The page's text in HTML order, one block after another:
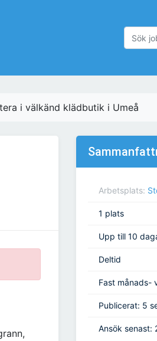
i välkänd klädbutik i Umeå
Arbetsplats:
1 plats
Upp till 10
Deltid
Fast månads-
Publicerat: 5
Ansök senast: